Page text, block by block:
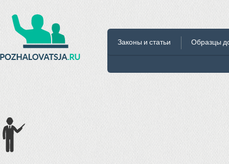
Законы и статьи Образцы